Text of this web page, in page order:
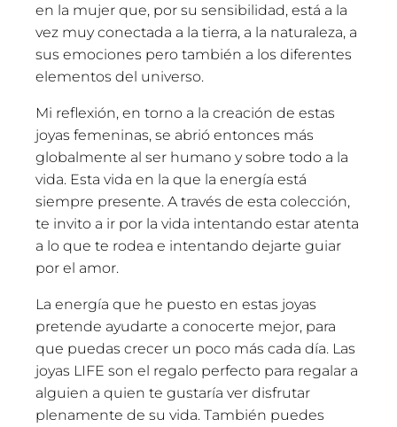
en la mujer que, por su sensibilidad, está a la
vez muy conectada a la tierra, a la naturaleza, a
sus emociones pero también a los diferentes
elementos del universo.
Mi reflexión, en torno a la creación de estas
joyas femeninas, se abrió entonces más
globalmente al ser humano y sobre todo a la
vida. Esta vida en la que la energía está
siempre presente. A través de esta colección,
te invito a ir por la vida intentando estar atenta
a lo que te rodea e intentando dejarte guiar
por el amor.
La energía que he puesto en estas joyas
pretende ayudarte a conocerte mejor, para
que puedas crecer un poco más cada día. Las
joyas LIFE son el regalo perfecto para regalar a
alguien a quien te gustaría ver disfrutar
plenamente de su vida. También puedes